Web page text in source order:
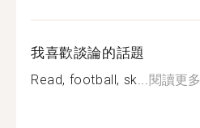
我喜歡談論的話題
Read, football, sk...閱讀更多